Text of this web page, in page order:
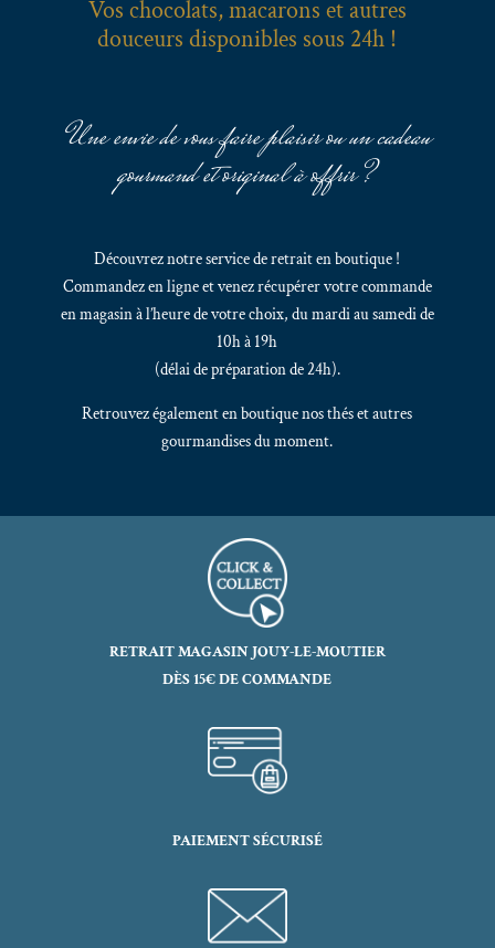
Vos chocolats, macarons et autres
douceurs disponibles sous 24h !
Une envie de vous faire plaisir ou un cadeau
gourmand et original à offrir ?
Découvrez notre service de retrait en boutique !
Commandez en ligne et venez récupérer votre commande
en magasin à l’heure de votre choix, du mardi au samedi de
10h à 19h
(délai de préparation de 24h).
Retrouvez également en boutique nos thés et autres
gourmandises du moment.
RETRAIT MAGASIN JOUY-LE-MOUTIER
DÈS 15€ DE COMMANDE
PAIEMENT SÉCURISÉ